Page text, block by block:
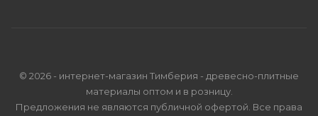
© 2026 - интернет-магазин Тимберия - древесно-плитные
материалы оптом и в розницу.
Предложения не являются публичной офертой. Все права